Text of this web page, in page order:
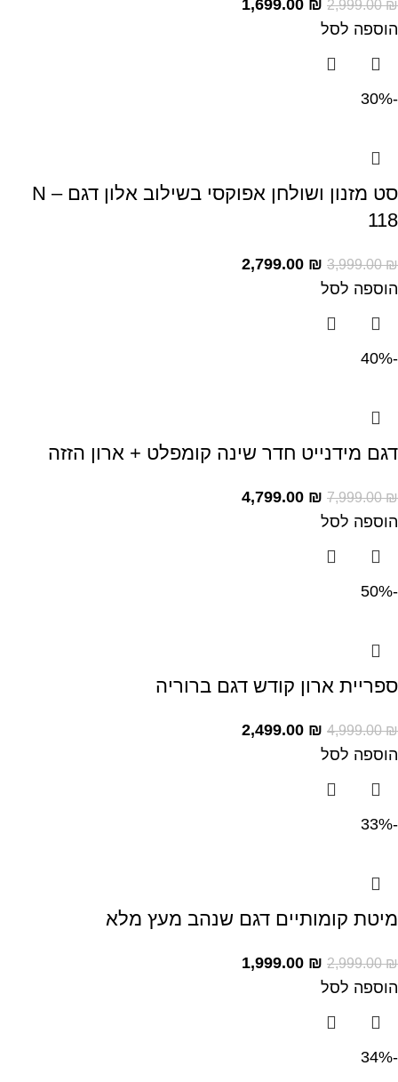
2,999.00₪
1,699.00 ₪
הוספה לסל
-30%
סט מזנון ושולחן אפוקסי בשילוב אלון דגם – N
118
3,999.00₪
2,799.00 ₪
הוספה לסל
-40%
דגם מידנייט חדר שינה קומפלט + ארון הזזה
7,999.00₪
4,799.00 ₪
הוספה לסל
-50%
ספריית ארון קודש דגם ברוריה
4,999.00₪
2,499.00 ₪
הוספה לסל
-33%
מיטת קומותיים דגם שנהב מעץ מלא
2,999.00₪
1,999.00 ₪
הוספה לסל
-34%